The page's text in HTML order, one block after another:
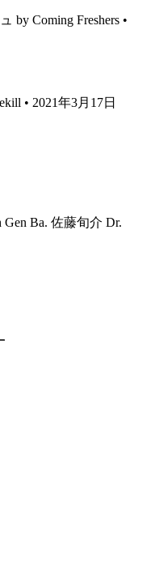
by Coming Freshers •
• 2021年3月17日
Gen Ba. 佐藤旬介 Dr.